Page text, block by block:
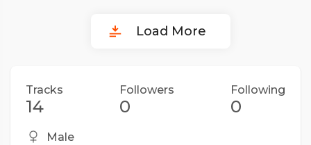
Load More
Tracks
14
Followers
0
Following
0
Male